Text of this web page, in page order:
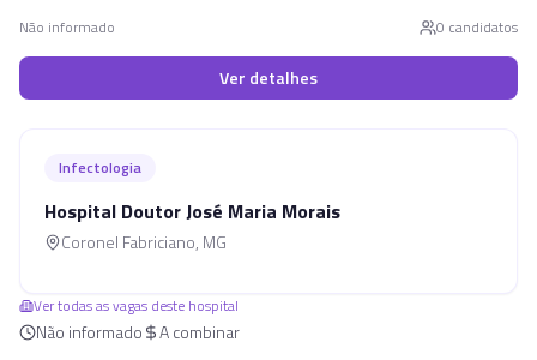
Não informado 0 candidatos
Ver detalhes
Infectologia
Hospital Doutor José Maria Morais
Coronel Fabriciano, MG
Ver todas as vagas deste hospital
Não informado A combinar